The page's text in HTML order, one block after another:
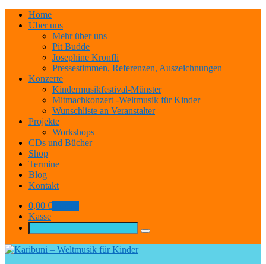
Home
Über uns
Mehr über uns
Pit Budde
Josephine Kronfli
Pressestimmen, Referenzen, Auszeichnungen
Konzerte
Kindermusikfestival-Münster
Mitmachkonzert -Weltmusik für Kinder
Wunschliste an Veranstalter
Projekte
Workshops
CDs und Bücher
Shop
Termine
Blog
Kontakt
0,00 €
Kasse